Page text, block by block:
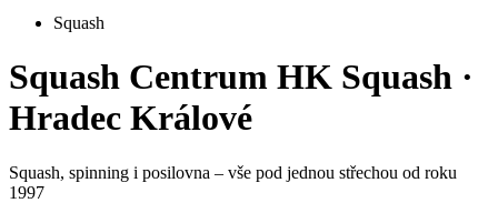
Squash
Squash Centrum HK Squash ·
Hradec Králové
Squash, spinning i posilovna – vše pod jednou střechou od roku
1997